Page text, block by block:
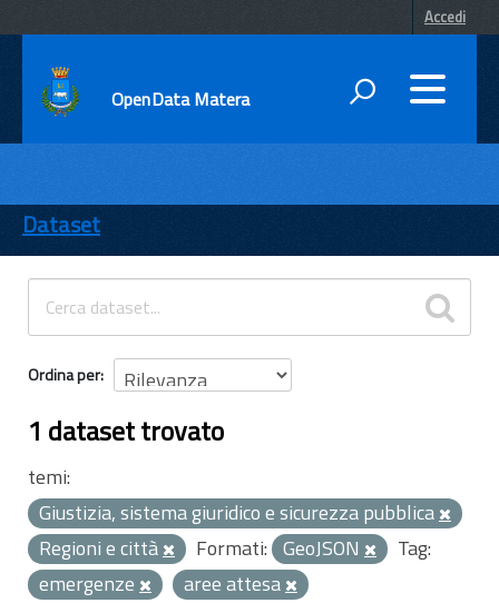
Accedi
OpenData Matera
ENTI
TEMI
INFORMAZIONI
Dataset
Ordina per
1 dataset trovato
temi:
Giustizia, sistema giuridico e sicurezza pubblica
Regioni e città
Formati: GeoJSON
Tag:
emergenze
aree attesa